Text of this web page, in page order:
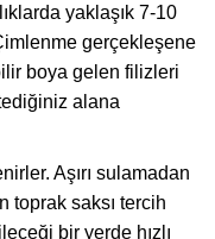
yaklaşık 7-10
gerçekleşene
boya gelen filizleri
alana
Aşırı sulamadan
toprak saksı tercih
bir yerde hızlı